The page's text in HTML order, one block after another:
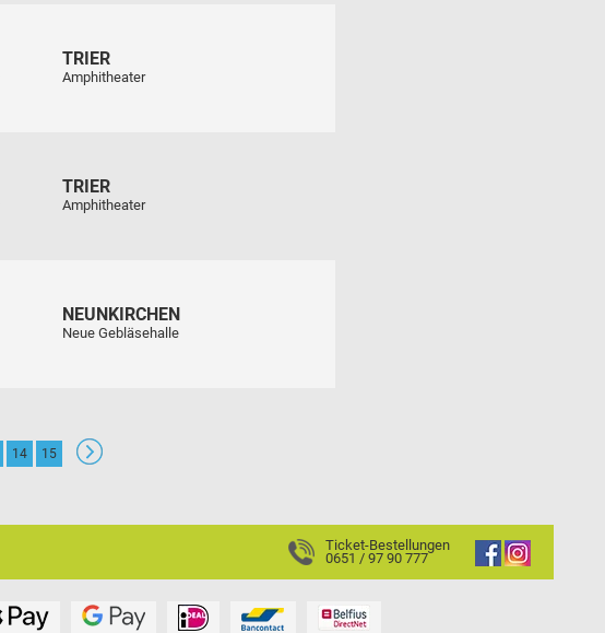
TRIER
Amphitheater
TRIER
Amphitheater
NEUNKIRCHEN
Neue Gebläsehalle
14 15
Ticket-Bestellungen
0651 / 97 90 777